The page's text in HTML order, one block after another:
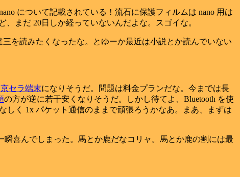
について記載されている！流石に保護フィルムは nano 用は
まだ 20日しか経っていないんだよな。スゴイな。
を読みたくなったな。とゆーか最近は小説とか読んでいない
京セラ端末になりそうだ。問題は料金プランだな。今までは長
の方が逆に若干安くなりそうだ。しかし待てよ、Bluetooth を使
しく 1x パケット通信のままで頑張ろうかなあ。まあ、まずは
喜んでしまった。馬とか鹿だなコリャ。馬とか鹿の割には最